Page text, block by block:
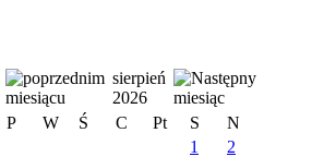
sierpień
2026
P
W Ś C Pt S
N
1
2